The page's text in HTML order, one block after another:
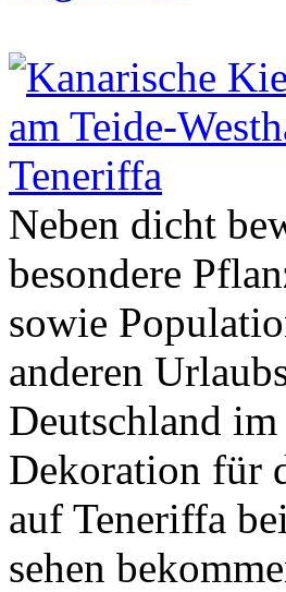
Neben dicht
besondere
sowie
anderen
Deutschland
Dekoration für
auf Teneriffa
sehen